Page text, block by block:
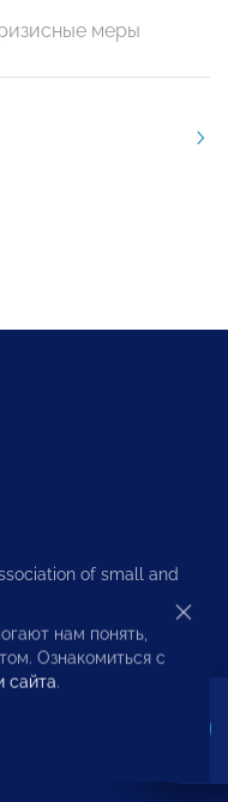
меры
of small and
According to the
do not publish
and/or insults, even
and other symbols. All
нам понять,
Ознакомиться с
сайта.